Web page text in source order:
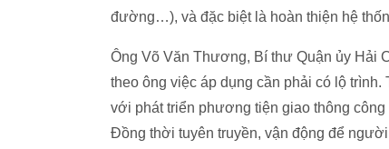
đường…), và đặc biệt là hoàn thiện hệ
Ông Võ Văn Thương, Bí thư Quận ủy Hải
theo ông việc áp dụng cần phải có lộ
với phát triển phương tiện giao thông
Đồng thời tuyên truyền, vận động để